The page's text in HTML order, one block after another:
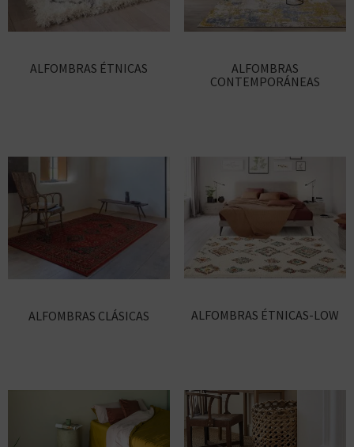
ALFOMBRAS ÉTNICAS
ALFOMBRAS
CONTEMPORÁNEAS
ALFOMBRAS CLÁSICAS ALFOMBRAS ÉTNICAS-LOW